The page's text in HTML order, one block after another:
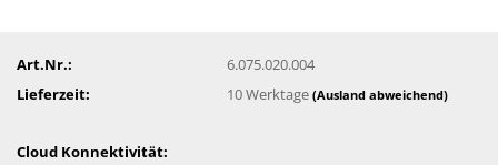
Art.Nr.:
6.075.020.004
Lieferzeit:
10 Werktage(Ausland abweichend)
Cloud Konnektivität: